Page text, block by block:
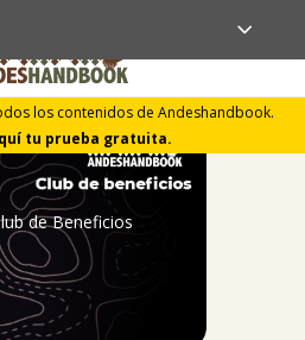
los contenidos de Andeshandbook.
tu prueba gratuita.
de Beneficios